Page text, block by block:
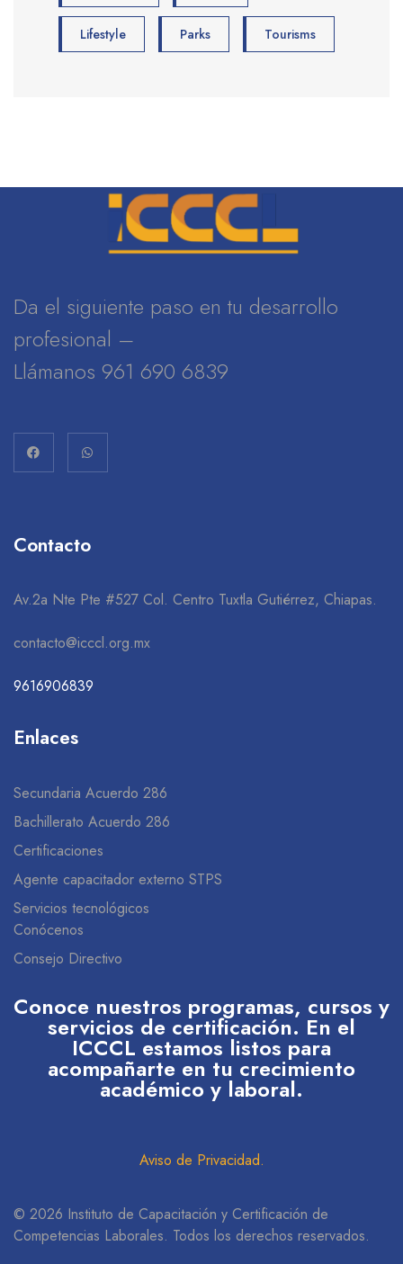
Lifestyle Parks Tourisms
Da el siguiente paso en tu desarrollo
profesional –
Llámanos 961 690 6839
Contacto
Av.2a Nte Pte #527 Col. Centro Tuxtla Gutiérrez, Chiapas.
contacto@icccl.org.mx
9616906839
Enlaces
Secundaria Acuerdo 286
Bachillerato Acuerdo 286
Certificaciones
Agente capacitador externo STPS
Servicios tecnológicos
Conócenos
Consejo Directivo
Conoce nuestros programas, cursos y
servicios de certificación. En el
ICCCL estamos listos para
acompañarte en tu crecimiento
académico y laboral.
Aviso de Privacidad.
© 2026 Instituto de Capacitación y Certificación de
Competencias Laborales. Todos los derechos reservados.